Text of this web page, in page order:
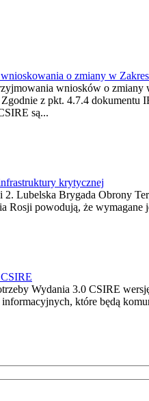
o zmiany w
wniosków o zmiany
z pkt. 4.7.4 dokumentu
są...
krytycznej
2. Lubelska Brygada Obrony
Rosji powodują, że
Wydania 3.0 CSIRE
które będą